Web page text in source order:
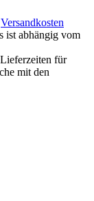
Versandkosten
ist abhängig vom
für
mit den